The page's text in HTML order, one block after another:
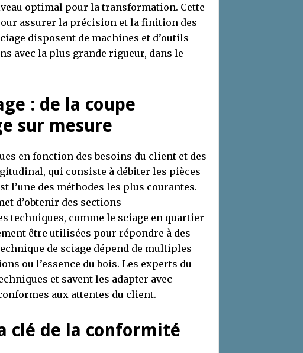
optimal pour la transformation. Cette
assurer la précision et la finition des
disposent de machines et d’outils
avec la plus grande rigueur, dans le
: de la coupe
sur mesure
en fonction des besoins du client et des
qui consiste à débiter les pièces
l’une des méthodes les plus courantes.
d’obtenir des sections
techniques, comme le sciage en quartier
être utilisées pour répondre à des
de sciage dépend de multiples
ou l’essence du bois. Les experts du
et savent les adapter avec
aux attentes du client.
clé de la conformité